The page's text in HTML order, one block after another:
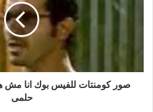
صور كومنتات للفيس بوك انا
حلمى